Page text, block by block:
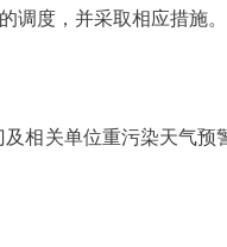
度，并采取相应措施。
相关单位重污染天气预